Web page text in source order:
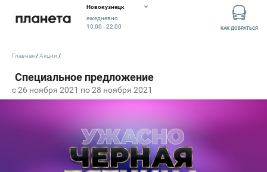
Новокузнецк
ежедневно
10:00 - 22:00
КАК ДОБРАТЬСЯ
c 26 ноября 2021 по 28 ноября 2021
Главная Акции